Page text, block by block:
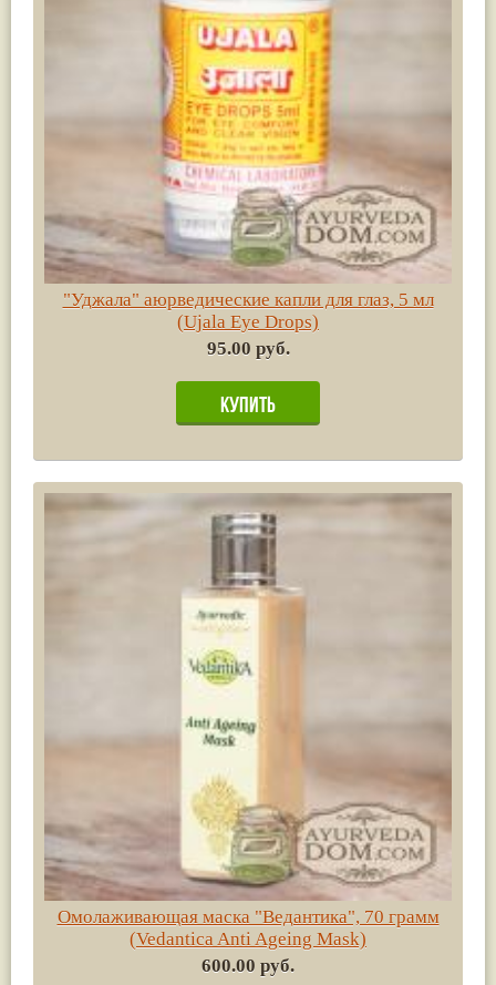
"Уджала" аюрведические капли для глаз, 5 мл
(Ujala Eye Drops)
95.00 руб.
Омолаживающая маска "Ведантика", 70 грамм
(Vedantica Anti Ageing Mask)
600.00 руб.